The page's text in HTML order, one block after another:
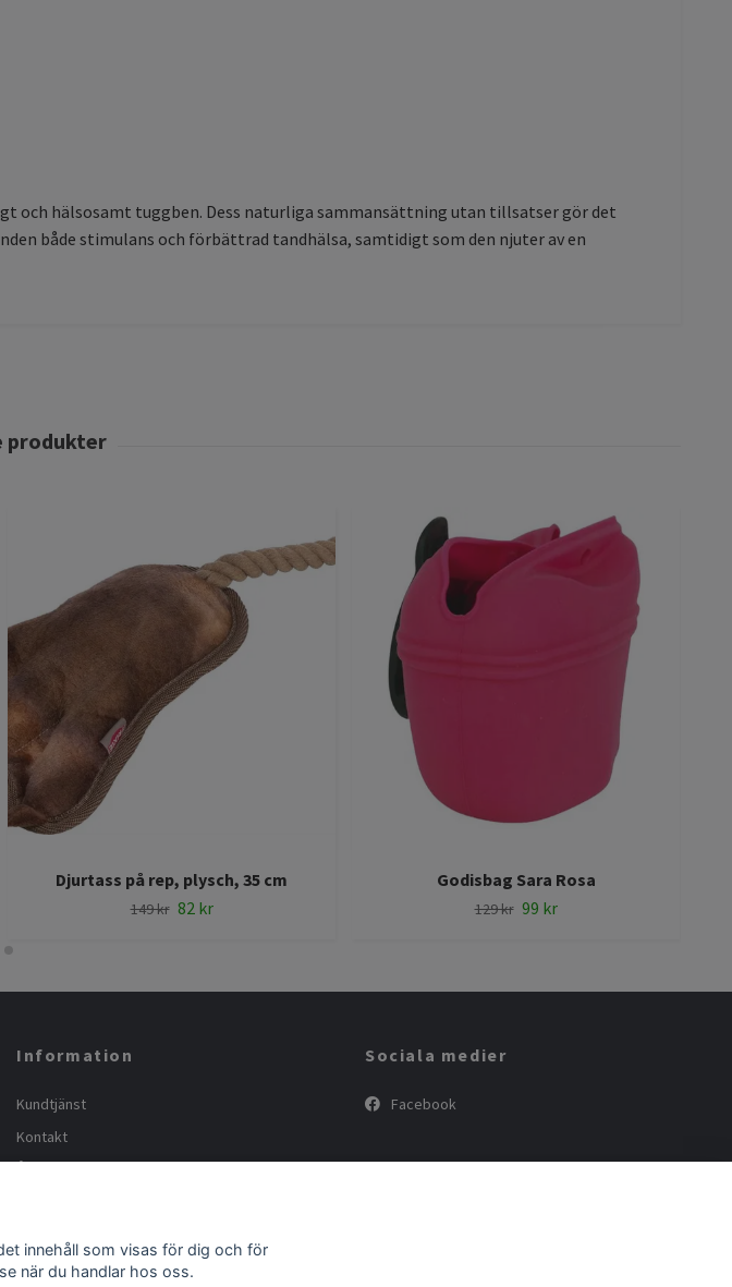
och hälsosamt tuggben. Dess naturliga sammansättning utan tillsatser gör det
både stimulans och förbättrad tandhälsa, samtidigt som den njuter av en
Djurtass på rep, plysch, 35 cm
149 kr 82 kr
Godisbag Sara Rosa
129 kr 99 kr
Information
Kundtjänst
Kontakt
Sociala medier
Facebook
innehåll som visas för dig och för
när du handlar hos oss.